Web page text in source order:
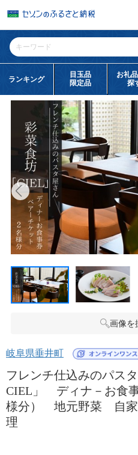
ランキング
目玉品
限定品
お礼
探
画像を
岐阜県垂井町
フレンチ仕込みのパス
CIEL」 ディナ－お食
様分） 地元野菜 自
理